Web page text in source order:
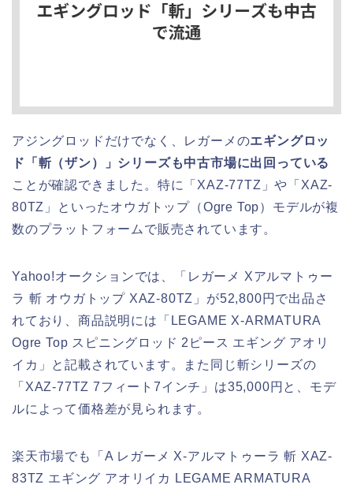
アジングロッドだけでなく、レガーメのエギングロッ
ド「斬（ザン）」シリーズも中古市場に出回っている
ことが確認できました。特に「XAZ-77TZ」や「XAZ-
80TZ」といったオウガトップ（Ogre Top）モデルが複
数のプラットフォームで販売されています。
Yahoo!オークションでは、「レガーメ Xアルマトゥー
ラ 斬 オウガトップ XAZ-80TZ」が52,800円で出品さ
れており、商品説明には「LEGAME X-ARMATURA
Ogre Top スピニングロッド 2ピース エギング アオリ
イカ」と記載されています。また同じ斬シリーズの
「XAZ-77TZ 7フィート7インチ」は35,000円と、モデ
ルによって価格差が見られます。
楽天市場でも「A レガーメ X-アルマトゥーラ 斬 XAZ-
83TZ エギング アオリイカ LEGAME ARMATURA